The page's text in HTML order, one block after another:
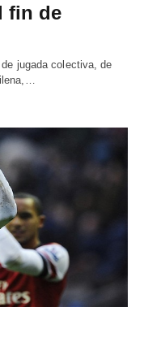
fin de
jugada colectiva, de